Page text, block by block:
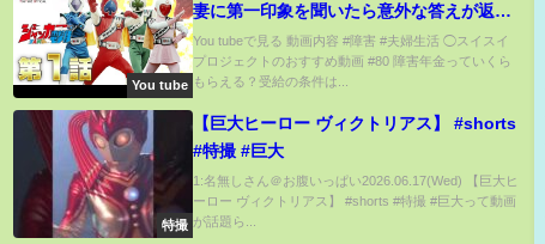
You tube
妻に第一印象を聞いたら意外な答えが返っ
てきた
You tubeで見る 動画内容 #障害 #夫婦生活 ◯スイスイ
プロジェクトのおすすめ動画 #80 障害年金っていくら
もらえる？受給の条件は...
特撮
【巨大ヒーロー ヴィクトリアス】 #shorts
#特撮 #巨大
1:名無しさん＠お腹いっぱい2026.06.17(Wed) 【巨大ヒ
ーロー ヴィクトリアス】 #shorts #特撮 #巨大って動画
が話題ら...